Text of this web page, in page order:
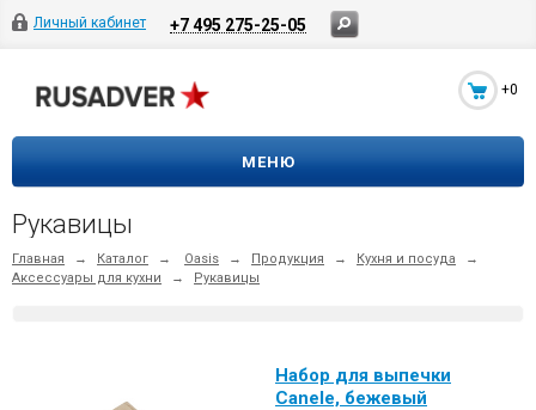
Личный кабинет +7 495 275-25-05
+0
МЕНЮ
Рукавицы
Главная → Каталог → Oasis → Продукция → Кухня и посуда
→
Аксессуары для кухни
→ Рукавицы
Набор для выпечки
Canele, бежевый